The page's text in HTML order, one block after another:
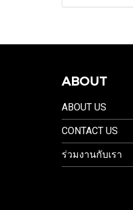
ABOUT
ABOUT US
CONTACT US
ร่วมงานกับเรา